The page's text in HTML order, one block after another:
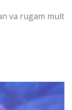
va rugam mult